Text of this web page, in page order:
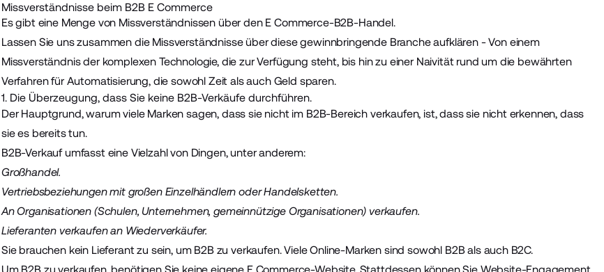
Missverständnisse beim B2B E Commerce
Es gibt eine Menge von Missverständnissen über den E Commerce-B2B-Handel.
Lassen Sie uns zusammen die Missverständnisse über diese gewinnbringende Branche aufklären - Von einem
Missverständnis der komplexen Technologie, die zur Verfügung steht, bis hin zu einer Naivität rund um die bewährten
Verfahren für Automatisierung, die sowohl Zeit als auch Geld sparen.
1. Die Überzeugung, dass Sie keine B2B-Verkäufe durchführen.
Der Hauptgrund, warum viele Marken sagen, dass sie nicht im B2B-Bereich verkaufen, ist, dass sie nicht erkennen, dass
sie es bereits tun.
B2B-Verkauf umfasst eine Vielzahl von Dingen, unter anderem:
Großhandel.
Vertriebsbeziehungen mit großen Einzelhändlern oder Handelsketten.
An Organisationen (Schulen, Unternehmen, gemeinnützige Organisationen) verkaufen.
Lieferanten verkaufen an Wiederverkäufer.
Sie brauchen kein Lieferant zu sein, um B2B zu verkaufen. Viele Online-Marken sind sowohl B2B als auch B2C.